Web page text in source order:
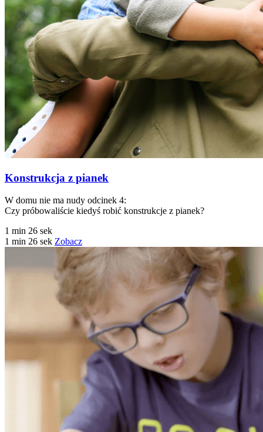
Konstrukcja z pianek
W domu nie ma nudy odcinek 4:
Czy próbowaliście kiedyś robić konstrukcje z pianek?
1 min 26 sek
1 min 26 sek Zobacz